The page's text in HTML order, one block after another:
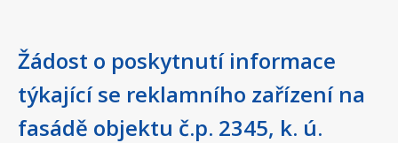
Žádost o poskytnutí informace
týkající se reklamního zařízení na
fasádě objektu č.p. 2345, k. ú.